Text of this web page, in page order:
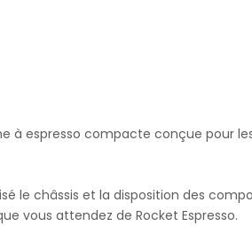
à espresso compacte conçue pour
le châssis et la disposition des
vous attendez de Rocket Espresso.